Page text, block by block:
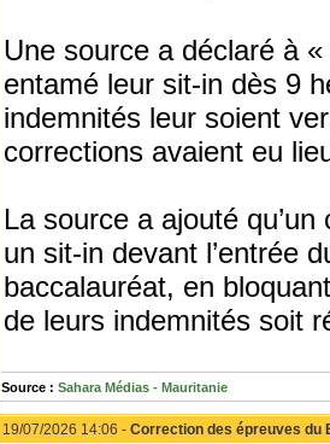
Une source a déclaré à
entamé leur sit-in dès 9
indemnités leur soient
corrections avaient eu
La source a ajouté
un sit-in devant l’entrée
baccalauréat, en
de leurs indemnités soit
Source : Sahara Médias - Mauritanie
19/07/2026 14:06 - Correction des épreuves du